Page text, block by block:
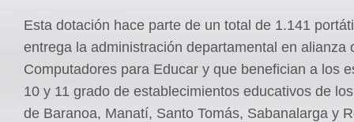
Esta dotación hace parte de un total de 1.141
entrega la administración departamental en alianza
Computadores para Educar y que benefician a los
10 y 11 grado de establecimientos educativos de
de Baranoa, Manatí, Santo Tomás, Sabanalarga y